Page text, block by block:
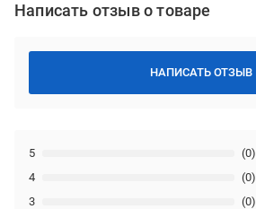
Написать отзыв о товаре
НАПИСАТЬ ОТЗЫВ
3 (0)
4 (0)
5 (0)